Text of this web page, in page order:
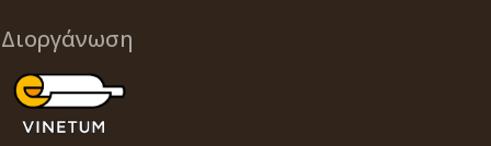
Διοργάνωση